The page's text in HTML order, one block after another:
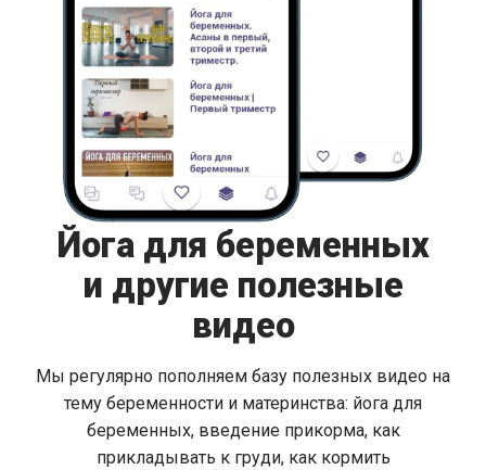
Йога для беременных
и другие полезные
видео
Мы регулярно пополняем базу полезных видео на
тему беременности и материнства: йога для
беременных, введение прикорма, как
прикладывать к груди, как кормить